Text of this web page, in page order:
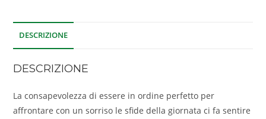
DESCRIZIONE
DESCRIZIONE
La consapevolezza di essere in ordine perfetto per
affrontare con un sorriso le sfide della giornata ci fa sentire